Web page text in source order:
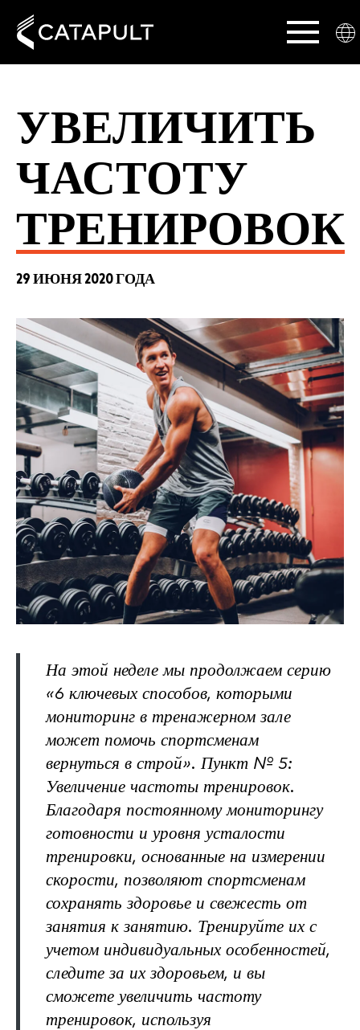
УВЕЛИЧИТЬ
ЧАСТОТУ
ТРЕНИРОВОК
29 ИЮНЯ 2020 ГОДА
На этой неделе мы продолжаем серию
«6 ключевых способов, которыми
мониторинг в тренажерном зале
может помочь спортсменам
вернуться в строй». Пункт № 5:
Увеличение частоты тренировок.
Благодаря постоянному мониторингу
готовности и уровня усталости
тренировки, основанные на измерении
скорости, позволяют спортсменам
сохранять здоровье и свежесть от
занятия к занятию. Тренируйте их с
учетом индивидуальных особенностей,
следите за их здоровьем, и вы
сможете увеличить частоту
тренировок, используя